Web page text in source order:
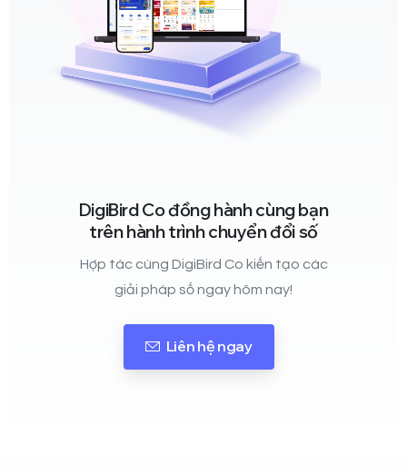
DigiBird Co đồng hành cùng bạn
trên hành trình chuyển đổi số
Hợp tác cùng DigiBird Co kiến tạo các
giải pháp số ngay hôm nay!
Liên hệ ngay